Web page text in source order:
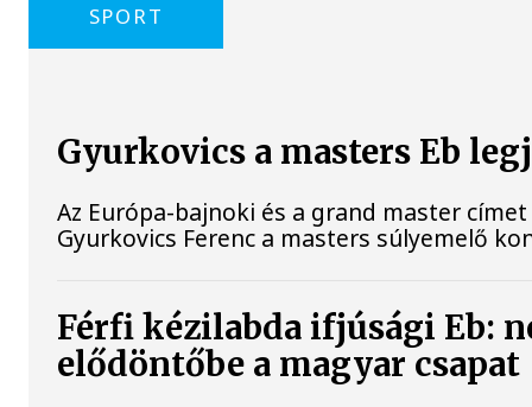
SPORT
Gyurkovics a masters Eb
Az Európa-bajnoki és a grand master
Gyurkovics Ferenc a masters súlyemelő
Férfi kézilabda ifjúsági Eb:
elődöntőbe a magyar csapat